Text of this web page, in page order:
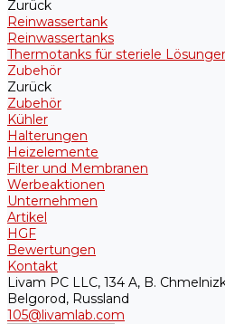
Zurück
Reinwassertank
Reinwassertanks
Thermotanks für steriele
Zubehör
Zurück
Zubehör
Kühler
Halterungen
Heizelemente
Filter und Membranen
Werbeaktionen
Unternehmen
Artikel
HGF
Bewertungen
Kontakt
Livam PC LLC, 134 A, B.
Belgorod, Russland
105@livamlab.com